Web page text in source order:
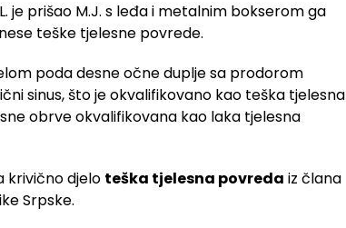
je prišao M.J. s leđa i metalnim bokserom ga
teške tjelesne povrede.
poda desne očne duplje sa prodorom
sinus, što je okvalifikovano kao teška tjelesna
obrve okvalifikovana kao laka tjelesna
krivično djelo teška tjelesna povreda iz člana
Srpske.